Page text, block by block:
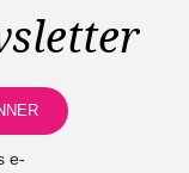
e-